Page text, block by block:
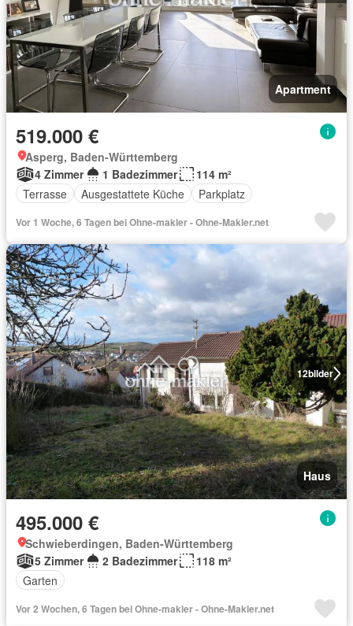
Apartment
519.000 €
Asperg, Baden-Württemberg
4 Zimmer
1 Badezimmer
114 m²
Terrasse
Ausgestattete Küche Parkplatz
Vor 1 Woche, 6 Tagen bei Ohne-makler - Ohne-Makler.net
12bilder
Haus
495.000 €
Schwieberdingen, Baden-Württemberg
5 Zimmer
2 Badezimmer
118 m²
Garten
Vor 2 Wochen, 6 Tagen bei Ohne-makler - Ohne-Makler.net